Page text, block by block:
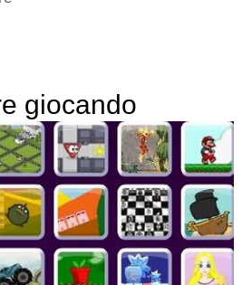
giocando